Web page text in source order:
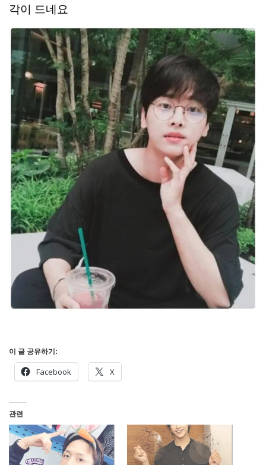
각이 드네요
이 글 공유하기:
Facebook X
관련